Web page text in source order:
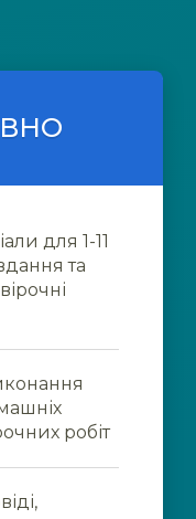
для 1-11
та
робіт